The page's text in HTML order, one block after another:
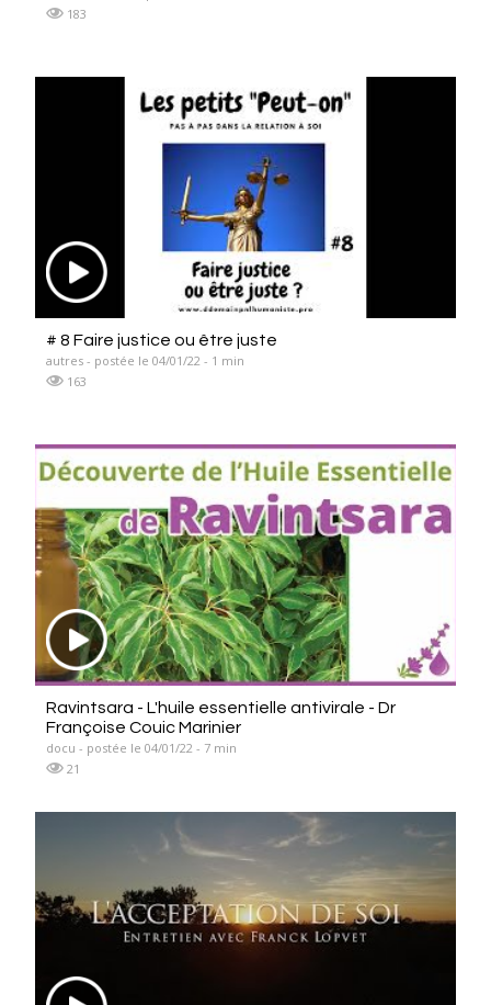
183
# 8 Faire justice ou être juste
autres - postée le 04/01/22 - 1 min
163
Ravintsara - L'huile essentielle antivirale - Dr
Françoise Couic Marinier
docu - postée le 04/01/22 - 7 min
21